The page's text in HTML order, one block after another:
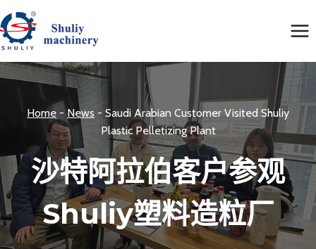
跳
到
内
容
Home -News-Saudi Arabian Customer Visited Shuliy
Plastic Pelletizing Plant
沙特阿拉伯客户参观
Shuliy塑料造粒厂